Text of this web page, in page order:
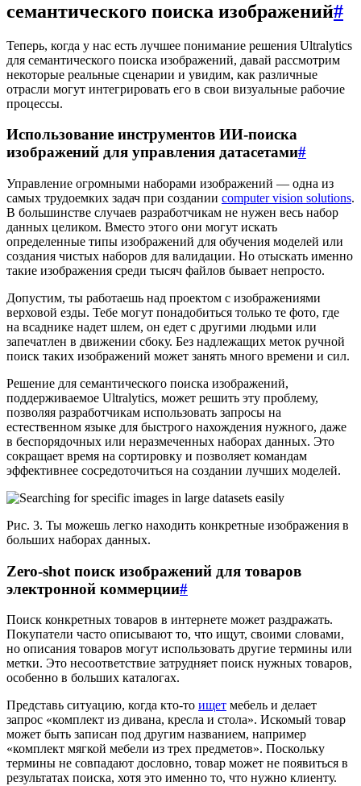
семантического поиска изображений#
Теперь, когда у нас есть лучшее понимание решения Ultralytics
для семантического поиска изображений, давай рассмотрим
некоторые реальные сценарии и увидим, как различные
отрасли могут интегрировать его в свои визуальные рабочие
процессы.
Использование инструментов ИИ-поиска
изображений для управления датасетами#
Управление огромными наборами изображений — одна из
самых трудоемких задач при создании computer vision solutions.
В большинстве случаев разработчикам не нужен весь набор
данных целиком. Вместо этого они могут искать
определенные типы изображений для обучения моделей или
создания чистых наборов для валидации. Но отыскать именно
такие изображения среди тысяч файлов бывает непросто.
Допустим, ты работаешь над проектом с изображениями
верховой езды. Тебе могут понадобиться только те фото, где
на всаднике надет шлем, он едет с другими людьми или
запечатлен в движении сбоку. Без надлежащих меток ручной
поиск таких изображений может занять много времени и сил.
Решение для семантического поиска изображений,
поддерживаемое Ultralytics, может решить эту проблему,
позволяя разработчикам использовать запросы на
естественном языке для быстрого нахождения нужного, даже
в беспорядочных или неразмеченных наборах данных. Это
сокращает время на сортировку и позволяет командам
эффективнее сосредоточиться на создании лучших моделей.
Рис. 3. Ты можешь легко находить конкретные изображения в
больших наборах данных.
Zero-shot поиск изображений для товаров
электронной коммерции#
Поиск конкретных товаров в интернете может раздражать.
Покупатели часто описывают то, что ищут, своими словами,
но описания товаров могут использовать другие термины или
метки. Это несоответствие затрудняет поиск нужных товаров,
особенно в больших каталогах.
Представь ситуацию, когда кто-то ищет мебель и делает
запрос «комплект из дивана, кресла и стола». Искомый товар
может быть записан под другим названием, например
«комплект мягкой мебели из трех предметов». Поскольку
термины не совпадают дословно, товар может не появиться в
результатах поиска, хотя это именно то, что нужно клиенту.